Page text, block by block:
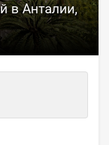
в Анталии,